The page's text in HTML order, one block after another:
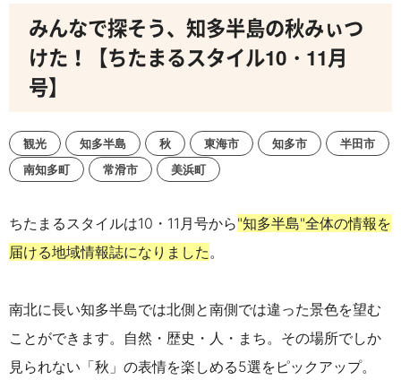
みんなで探そう、知多半島の秋みぃつ
けた！【ちたまるスタイル10・11月
号】
観光 知多半島 秋 東海市 知多市
半田市
南知多町
常滑市 美浜町
ちたまるスタイルは10・11月号から"知多半島"全体の情報を
届ける地域情報誌になりました。
南北に長い知多半島では北側と南側では違った景色を望む
ことができます。自然・歴史・人・まち。その場所でしか
見られない「秋」の表情を楽しめる5選をピックアップ。